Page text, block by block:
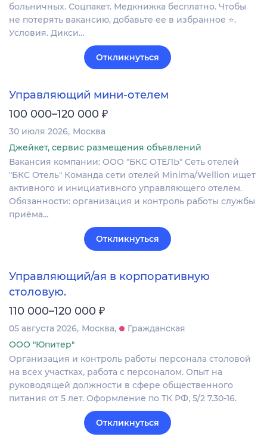
больничных. Соцпакет. Медкнижка бесплатно. Чтобы
не потерять вакансию, добавьте ее в избранное ⭐.
Условия. Дикси…
Откликнуться
Управляющий мини-отелем
100 000–120 000 ₽
30 июля 2026 Москва
Джейкет, сервис размещения объявлений
Вакансия компании: ООО "БКС ОТЕЛЬ" Сеть отелей
"БКС Отель" Команда сети отелей Minima/Wellion ищет
активного и инициативного управляющего отелем.
Обязанности: организация и контроль работы службы
приёма…
Откликнуться
Управляющий/ая в корпоративную
столовую.
110 000–120 000 ₽
05 августа 2026 Москва
Гражданская
ООО "Юпитер"
Организация и контроль работы персонала столовой
на всех участках, работа с персоналом. Опыт на
руководящей должности в сфере общественного
питания от 5 лет. Оформление по ТК РФ, 5/2 7.30-16.
Откликнуться